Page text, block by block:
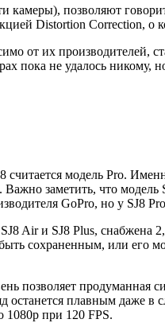
камеры), позволяют
Distortion Correction, о
от их производителей,
пока не удалось никому,
модель Pro.
заметить, что
GoPro, но у SJ8
Air и SJ8 Plus, снабжена
сохраненным, или его
позволяет продуманная
останется плавным
1080p при 120 FPS.